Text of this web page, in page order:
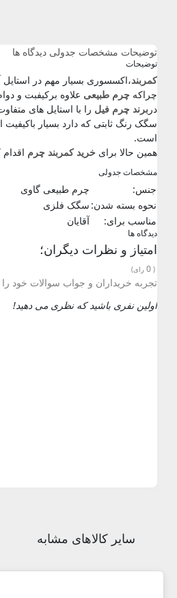
توضیحات مشخصات جدولی دیدگاه ها
توضیحات
کمربند،اکسسوری بسیار مهم در
چراکه چرم طبیعی علاوه برکیفبت و
در برند چرم فیل را با استایل های
سگک رنگ ثابتی که دارد بسیار
است.
همین حالا برای خرید کمربند چرم
مشخصات جدولی
جنس:
چرم طبیعی گاوی
نحوه بسته شدن: سگک فلزی
مناسب برای:
آقایان
دیدگاه ها
امتیاز و نظرات دیگران؛
(
0رای)
تجربه خریداران و جواب سوالات خود را
اولین نفری باشید که نظری می دهید!
سایر کالاهای مشابه